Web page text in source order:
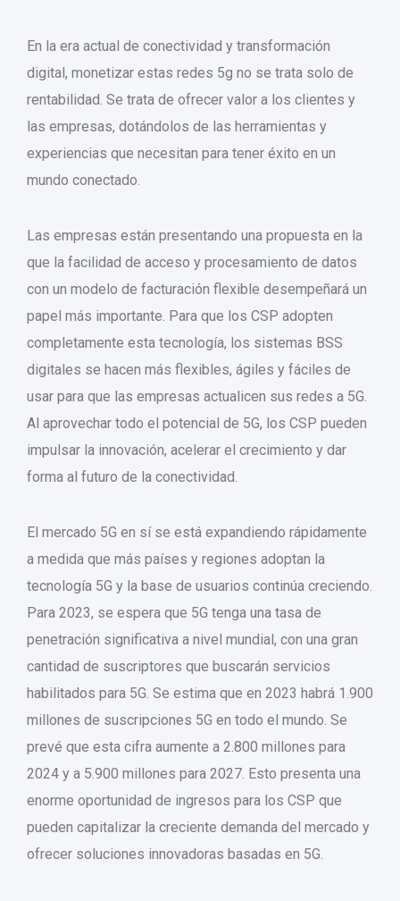
En la era actual de conectividad y transformación
digital, monetizar estas redes 5g no se trata solo de
rentabilidad. Se trata de ofrecer valor a los clientes y
las empresas, dotándolos de las herramientas y
experiencias que necesitan para tener éxito en un
mundo conectado.
Las empresas están presentando una propuesta en la
que la facilidad de acceso y procesamiento de datos
con un modelo de facturación flexible desempeñará un
papel más importante. Para que los CSP adopten
completamente esta tecnología, los sistemas BSS
digitales se hacen más flexibles, ágiles y fáciles de
usar para que las empresas actualicen sus redes a 5G.
Al aprovechar todo el potencial de 5G, los CSP pueden
impulsar la innovación, acelerar el crecimiento y dar
forma al futuro de la conectividad.
El mercado 5G en sí se está expandiendo rápidamente
a medida que más países y regiones adoptan la
tecnología 5G y la base de usuarios continúa creciendo.
Para 2023, se espera que 5G tenga una tasa de
penetración significativa a nivel mundial, con una gran
cantidad de suscriptores que buscarán servicios
habilitados para 5G. Se estima que en 2023 habrá 1.900
millones de suscripciones 5G en todo el mundo. Se
prevé que esta cifra aumente a 2.800 millones para
2024 y a 5.900 millones para 2027. Esto presenta una
enorme oportunidad de ingresos para los CSP que
pueden capitalizar la creciente demanda del mercado y
ofrecer soluciones innovadoras basadas en 5G.